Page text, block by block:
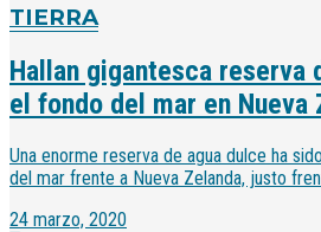
TIERRA
Hallan gigantesca reserva
el fondo del mar en Nueva
Una enorme reserva de agua dulce ha
del mar frente a Nueva Zelanda, justo
24 marzo, 2020